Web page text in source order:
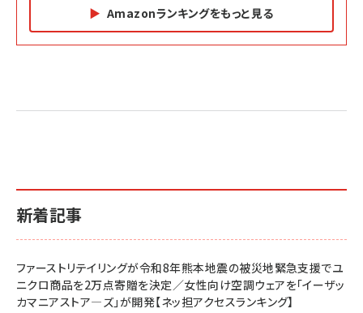
Amazonランキングをもっと見る
2億円を売り上げたプロが教える note×AI 最強の
小さな会社は戦略が9割
￥1,815
anan(アンアン)2026/07/01号 No.2501[魅せる
anan(アンアン)2026/06/24号 No.2500増刊
anan(アンアン)2026/07/08号 No.2502[2026
年後半、あなたの恋と運命／山田涼介]
￥880
ベインキャピタル 企業価値向上力の秘密
ルな本質」
￥2,750
新着記事
ファーストリテイリングが令和8年熊本地震の被災地緊急支援でユ
ニクロ商品を2万点寄贈を決定／女性向け空調ウェアを「イーザッ
カマニアストア―ズ」が開発【ネッ担アクセスランキング】